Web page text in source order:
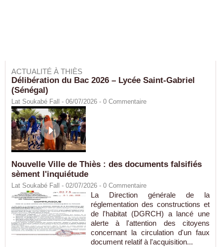
ACTUALITÉ À THIÈS
Délibération du Bac 2026 – Lycée Saint-Gabriel
(Sénégal)
Lat Soukabé Fall - 06/07/2026 - 0 Commentaire
Nouvelle Ville de Thiès : des documents falsifiés
sèment l'inquiétude
Lat Soukabé Fall - 02/07/2026 - 0 Commentaire
La Direction générale de la
réglementation des constructions et
de l'habitat (DGRCH) a lancé une
alerte à l'attention des citoyens
concernant la circulation d'un faux
document relatif à l'acquisition...